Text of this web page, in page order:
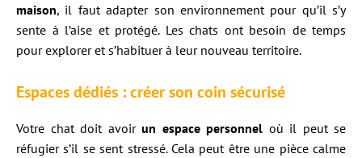
maison, il faut adapter son environnement pour qu’il s’y
sente à l’aise et protégé. Les chats ont besoin de temps
pour explorer et s’habituer à leur nouveau territoire.
Espaces dédiés : créer son coin sécurisé
Votre chat doit avoir un espace personnel où il peut se
réfugier s’il se sent stressé. Cela peut être une pièce calme